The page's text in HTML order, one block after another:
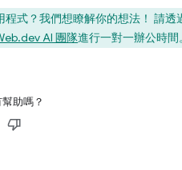
式？我們想瞭解你的想法！ 請透
AI 團隊進行一對一辦公時間
助嗎？